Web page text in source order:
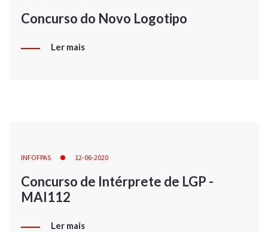
Concurso do Novo Logotipo
Ler mais
INFOFPAS 12-06-2020
Concurso de Intérprete de LGP -
MAI112
Ler mais